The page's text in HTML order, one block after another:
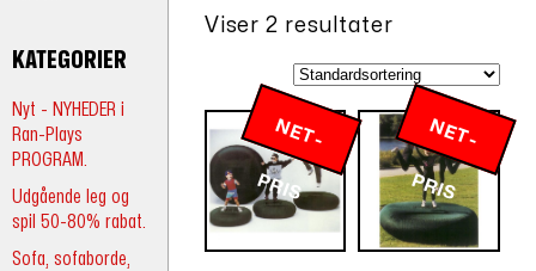
KATEGORIER
Nyt - NYHEDER i
Ran-Plays
PROGRAM.
Udgående leg og
spil 50-80% rabat.
Sofa, sofaborde,
Viser 2 resultater
N
E
T
-
P
R
IS
N
E
T
-
P
R
IS